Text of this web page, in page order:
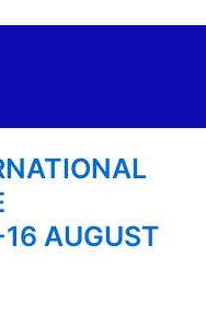
AUGUST